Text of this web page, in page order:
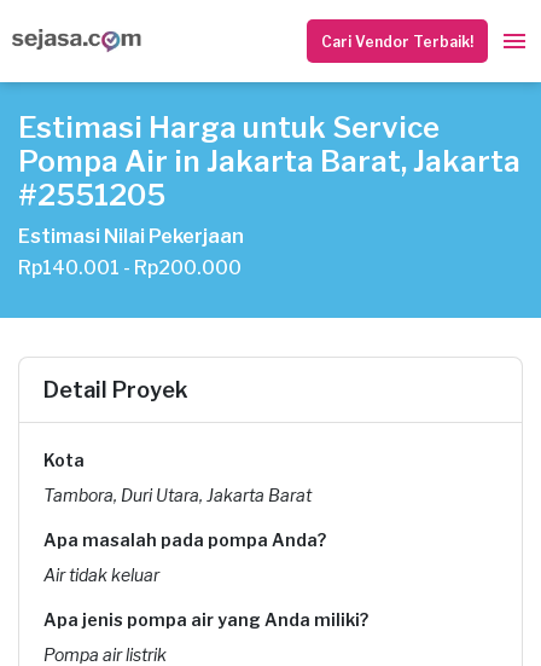
Cari Vendor Terbaik!
Estimasi Harga untuk Service
Pompa Air in Jakarta Barat, Jakarta
#2551205
Estimasi Nilai Pekerjaan
Rp140.001 - Rp200.000
Detail Proyek
Kota
Tambora, Duri Utara, Jakarta Barat
Apa masalah pada pompa Anda?
Air tidak keluar
Apa jenis pompa air yang Anda miliki?
Pompa air listrik